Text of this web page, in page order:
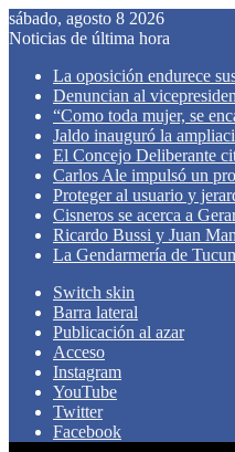
sábado, agosto 8 2026
Noticias de última hora
La oposición endurece
Denuncian al
“Como toda mujer, se
Jaldo inauguró la
El Concejo Deliberante
Carlos Ale impulsó un
Proteger al usuario y
Cisneros se acerca a
Ricardo Bussi y Juan
La Gendarmería de
Switch skin
Barra lateral
Publicación al azar
Acceso
Instagram
YouTube
Twitter
Facebook